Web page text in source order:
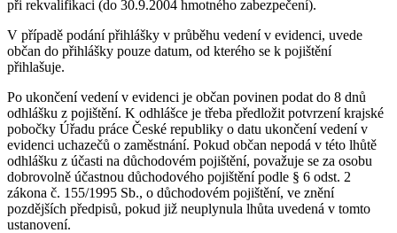
při rekvalifikaci (do 30.9.2004 hmotného zabezpečení).
V případě podání přihlášky v průběhu vedení v evidenci, uvede
občan do přihlášky pouze datum, od kterého se k pojištění
přihlašuje.
Po ukončení vedení v evidenci je občan povinen podat do 8 dnů
odhlášku z pojištění. K odhlášce je třeba předložit potvrzení krajské
pobočky Úřadu práce České republiky o datu ukončení vedení v
evidenci uchazečů o zaměstnání. Pokud občan nepodá v této lhůtě
odhlášku z účasti na důchodovém pojištění, považuje se za osobu
dobrovolně účastnou důchodového pojištění podle § 6 odst. 2
zákona č. 155/1995 Sb., o důchodovém pojištění, ve znění
pozdějších předpisů, pokud již neuplynula lhůta uvedená v tomto
ustanovení.